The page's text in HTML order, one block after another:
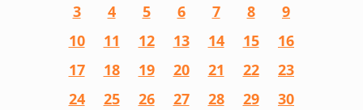
3
4 5 6 7 8
9
10
11 12 13 14 15
16
17
18 19 20 21 22
23
24
25 26 27 28 29
30